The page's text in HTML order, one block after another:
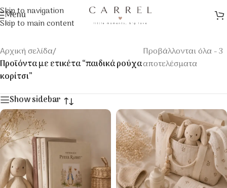
Skip to navigation
Skip to main content
Menu
Αρχική σελίδα/
Προϊόντα με ετικέτα “παιδικά ρούχα
κορίτσι”
Προβάλλονται όλα - 3
αποτελέσματα
Show sidebar